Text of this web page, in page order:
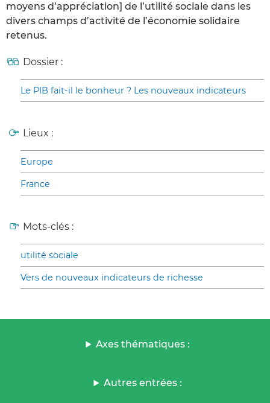
moyens d’appréciation] de l’utilité sociale dans les
divers champs d’activité de l’économie solidaire
retenus.
Dossier :
Le PIB fait-il le bonheur ? Les nouveaux indicateurs
Lieux :
Europe
France
Mots-clés :
utilité sociale
Vers de nouveaux indicateurs de richesse
Axes thématiques :
Autres entrées :